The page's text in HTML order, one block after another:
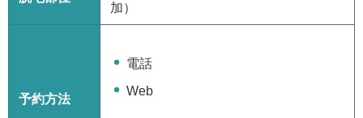
加）
予約方法
電話
Web